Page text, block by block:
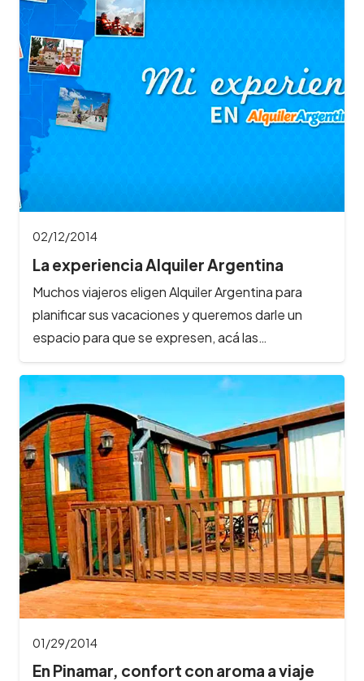
02/12/2014
La experiencia Alquiler Argentina
Muchos viajeros eligen Alquiler Argentina para
planificar sus vacaciones y queremos darle un
espacio para que se expresen, acá las…
01/29/2014
En Pinamar, confort con aroma a viaje